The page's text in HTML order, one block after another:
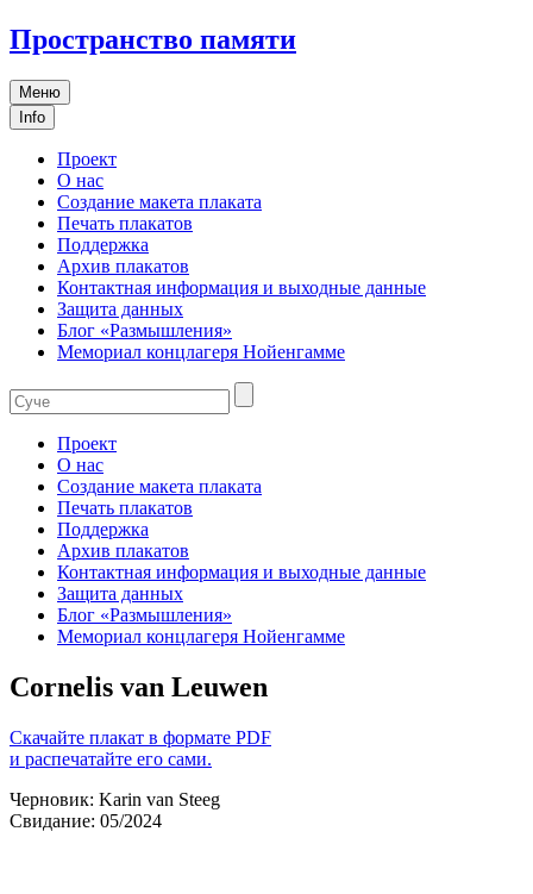
Пространство памяти
Меню
Info
Проект
О нас
Создание макета плаката
Печать плакатов
Поддержка
Архив плакатов
Контактная информация и выходные данные
Защита данных
Блог «Размышления»
Мемориал концлагеря Нойенгамме
Проект
О нас
Создание макета плаката
Печать плакатов
Поддержка
Архив плакатов
Контактная информация и выходные данные
Защита данных
Блог «Размышления»
Мемориал концлагеря Нойенгамме
Cornelis van Leuwen
Скачайте плакат в формате PDF
и распечатайте его сами.
Черновик: Karin van Steeg
Свидание: 05/2024